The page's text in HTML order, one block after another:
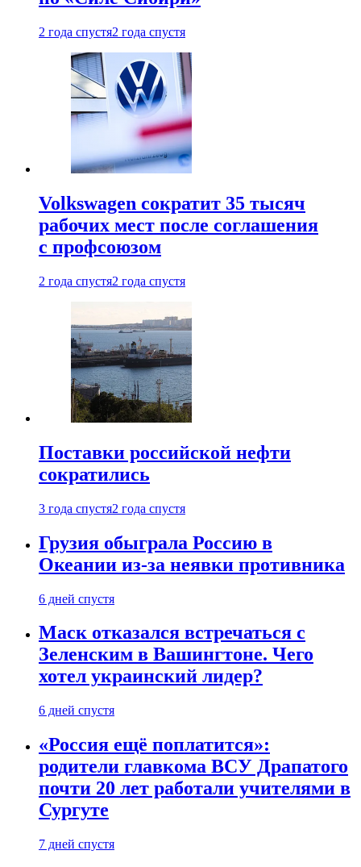
2 года спустя2 года спустя
Volkswagen сократит 35 тысяч
рабочих мест после соглашения
с профсоюзом
2 года спустя2 года спустя
Поставки российской нефти
сократились
3 года спустя2 года спустя
Грузия обыграла Россию в
Океании из-за неявки противника
6 дней спустя
Маск отказался встречаться с
Зеленским в Вашингтоне. Чего
хотел украинский лидер?
6 дней спустя
«Россия ещё поплатится»:
родители главкома ВСУ Драпатого
почти 20 лет работали учителями в
Сургуте
7 дней спустя